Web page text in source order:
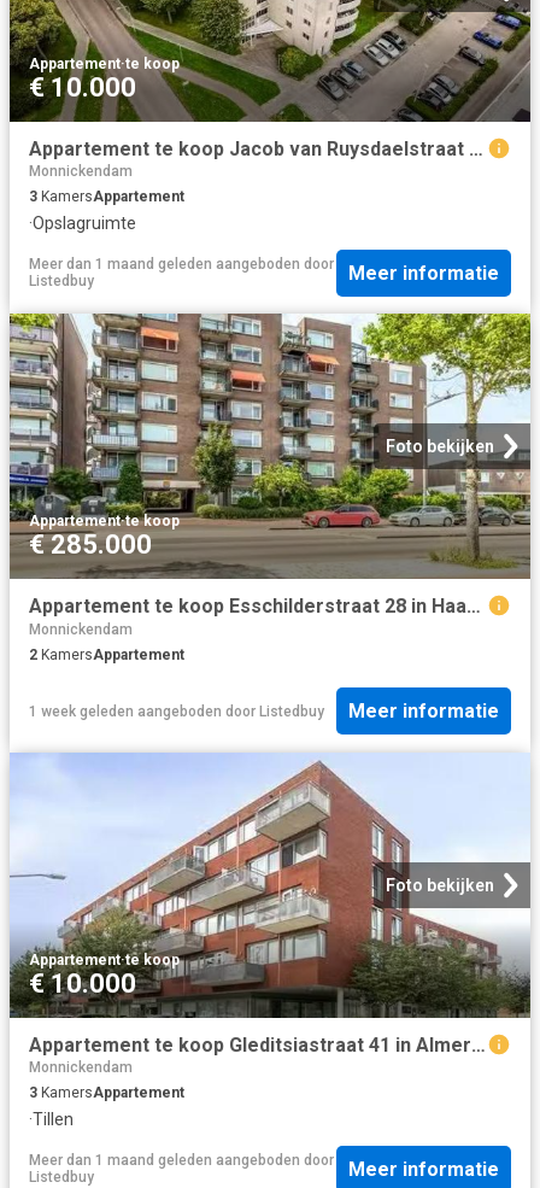
Appartement·te koop
€ 10.000
Appartement te koop Jacob van Ruysdaelstraat 134 in Almere voo.
Monnickendam
3 KamersAppartement
·Opslagruimte
Meer dan 1 maand geleden aangeboden door
Listedbuy
Meer informatie
Foto bekijken
Appartement·te koop
€ 285.000
Appartement te koop Esschilderstraat 28 in Haarlem voor € 285.
Monnickendam
2 KamersAppartement
1 week geleden aangeboden door Listedbuy Meer informatie
Foto bekijken
Appartement·te koop
€ 10.000
Appartement te koop Gleditsiastraat 41 in Almere voor € 325.000
Monnickendam
3 KamersAppartement
·Tillen
Meer dan 1 maand geleden aangeboden door
Listedbuy
Meer informatie